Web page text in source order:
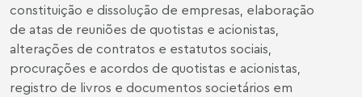
constituição e dissolução de empresas, elaboração
de atas de reuniões de quotistas e acionistas,
alterações de contratos e estatutos sociais,
procurações e acordos de quotistas e acionistas,
registro de livros e documentos societários em